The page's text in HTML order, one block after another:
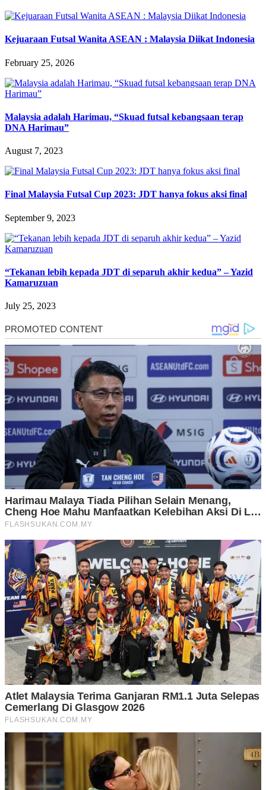
Kejuaraan Futsal Wanita ASEAN : Malaysia Diikat Indonesia
February 25, 2026
Malaysia adalah Harimau, “Skuad futsal kebangsaan terap
DNA Harimau”
August 7, 2023
Final Malaysia Futsal Cup 2023: JDT hanya fokus aksi final
September 9, 2023
“Tekanan lebih kepada JDT di separuh akhir kedua” – Yazid
Kamaruzuan
July 25, 2023